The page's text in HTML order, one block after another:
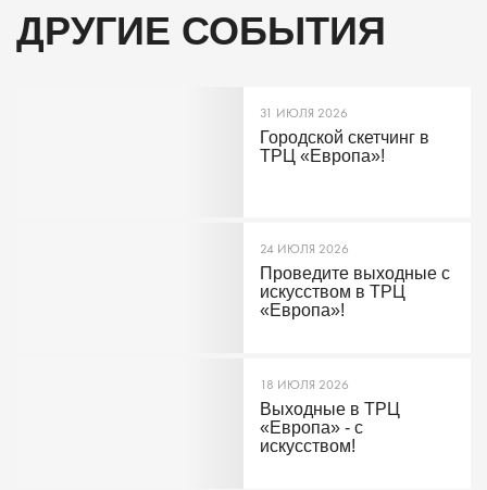
ДРУГИЕ СОБЫТИЯ
31 ИЮЛЯ 2026
Городской скетчинг в
ТРЦ «Европа»!
24 ИЮЛЯ 2026
Проведите выходные с
искусством в ТРЦ
«Европа»!
18 ИЮЛЯ 2026
Выходные в ТРЦ
«Европа» - с
искусством!